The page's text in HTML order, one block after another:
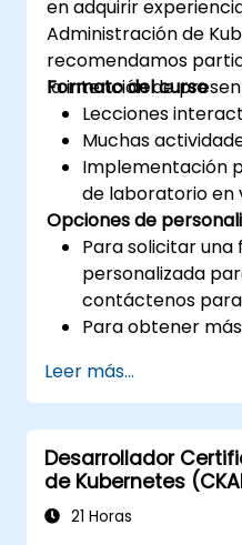
en adquirir
Administración de
recomendamos
la intención de
Formato del curso
Lecciones
Muchas
Implementación
de laboratorio en
Opciones de
Para solicitar
personalizada
contáctenos
Para obtener
https://
kubernetes-
Leer más...
Desarrollador
de Kubernetes
para el examen
21 Horas